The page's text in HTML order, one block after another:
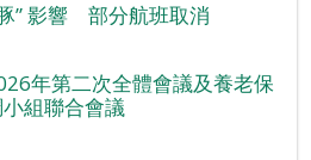
” 影響 部分航班取消
年第二次全體會議及養老保
組聯合會議